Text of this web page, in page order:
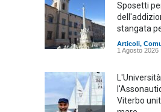
Sposetti
stangata
Articoli,
1 Agosto 2026
Viterbo